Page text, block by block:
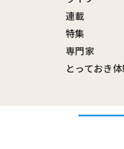
連載
特集
専門家
とっておき